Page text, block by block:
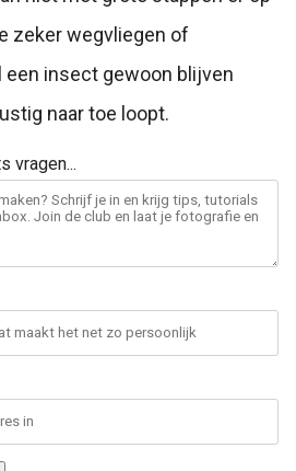
zeker wegvliegen of
een insect gewoon blijven
naar toe loopt.
vragen...